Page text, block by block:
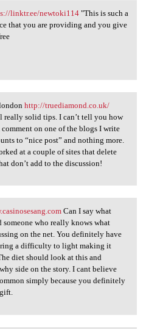
linktr.ee
linktr.ee/newtoki114"This is such a
that you are providing and you give
london http:/
http://truediamond.co.uk/
really solid tips. I can’t tell you how
comment on one of the blogs I write
to “nice post” and nothing more.
at a couple of sites that delete
don’t add to the discussion!
Can I say what
who really knows what
on the net. You definitely have
a difficulty to light making it
diet should look at this and
side on the story. I cant believe
simply because you definitely